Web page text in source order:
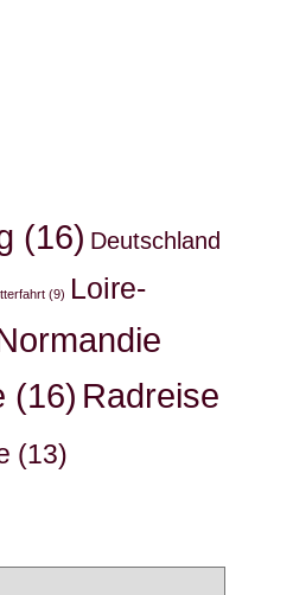
(16) Deutschland
(9) Loire-
(16) Radreise
(13)